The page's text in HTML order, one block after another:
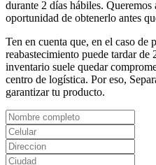
durante 2 días hábiles. Queremos
oportunidad de obtenerlo antes
Ten en cuenta que, en el caso de
reabastecimiento puede tardar de
inventario suele quedar
centro de logística. Por eso,
garantizar tu producto.